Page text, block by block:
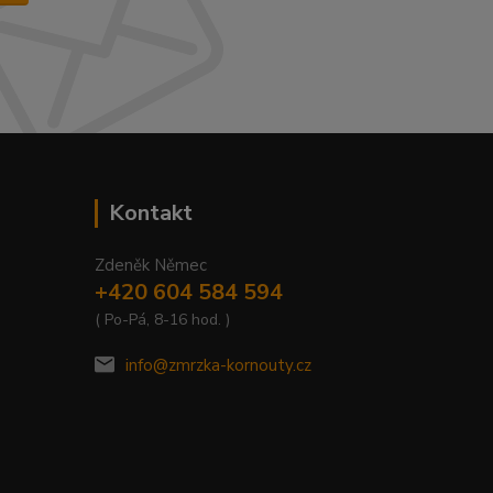
Kontakt
Zdeněk Němec
+420 604 584 594
( Po-Pá, 8-16 hod. )
info@zmrzka-kornouty.cz